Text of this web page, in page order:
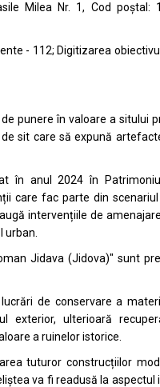
Milea
Nr. 1, Cod poștal:
- 112; Digitizarea
punere în valoare a sitului
sit care să expună
în anul 2024 în Patrimoniul
care fac parte din
intervențiile de
Jidava (Jidova)" sunt
de conservare a
exterior, ulterioară
a ruinelor istorice.
tuturor construcțiilor
va fi readusă la aspectul